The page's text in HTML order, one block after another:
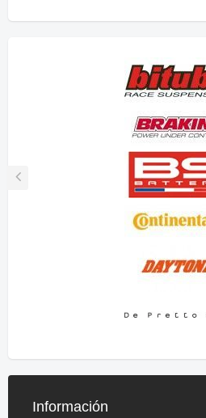
Información